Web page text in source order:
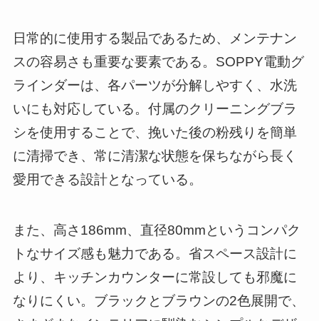
日常的に使用する製品であるため、メンテナン
スの容易さも重要な要素である。SOPPY電動グ
ラインダーは、各パーツが分解しやすく、水洗
いにも対応している。付属のクリーニングブラ
シを使用することで、挽いた後の粉残りを簡単
に清掃でき、常に清潔な状態を保ちながら長く
愛用できる設計となっている。
また、高さ186mm、直径80mmというコンパク
トなサイズ感も魅力である。省スペース設計に
より、キッチンカウンターに常設しても邪魔に
なりにくい。ブラックとブラウンの2色展開で、